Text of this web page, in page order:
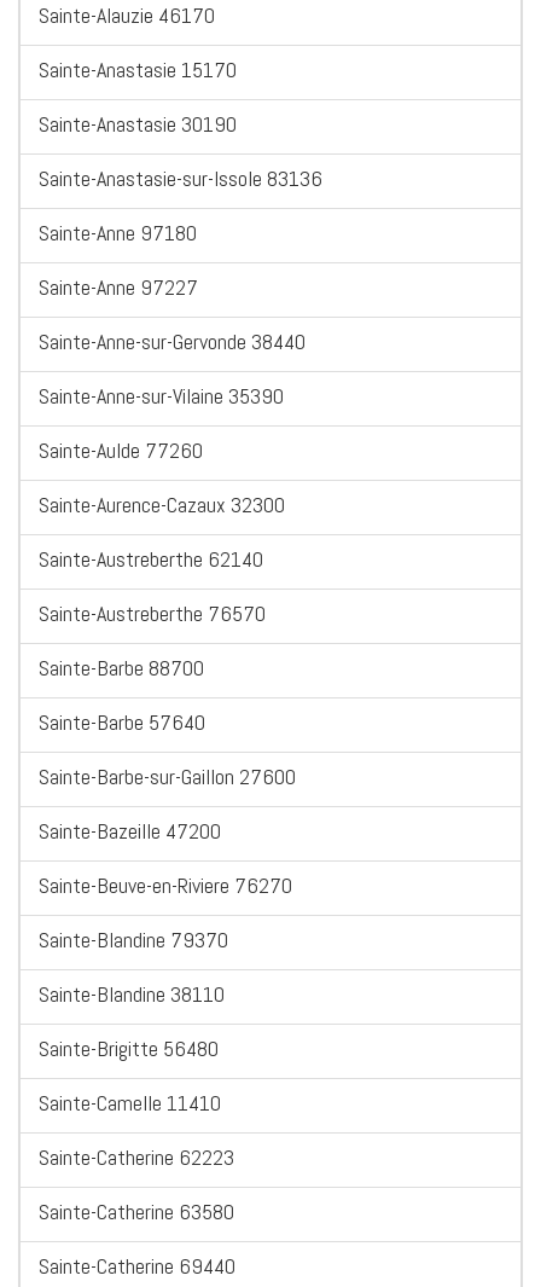
Sainte-Alauzie 46170
Sainte-Anastasie 15170
Sainte-Anastasie 30190
Sainte-Anastasie-sur-Issole 83136
Sainte-Anne 97180
Sainte-Anne 97227
Sainte-Anne-sur-Gervonde 38440
Sainte-Anne-sur-Vilaine 35390
Sainte-Aulde 77260
Sainte-Aurence-Cazaux 32300
Sainte-Austreberthe 62140
Sainte-Austreberthe 76570
Sainte-Barbe 88700
Sainte-Barbe 57640
Sainte-Barbe-sur-Gaillon 27600
Sainte-Bazeille 47200
Sainte-Beuve-en-Riviere 76270
Sainte-Blandine 79370
Sainte-Blandine 38110
Sainte-Brigitte 56480
Sainte-Camelle 11410
Sainte-Catherine 62223
Sainte-Catherine 63580
Sainte-Catherine 69440